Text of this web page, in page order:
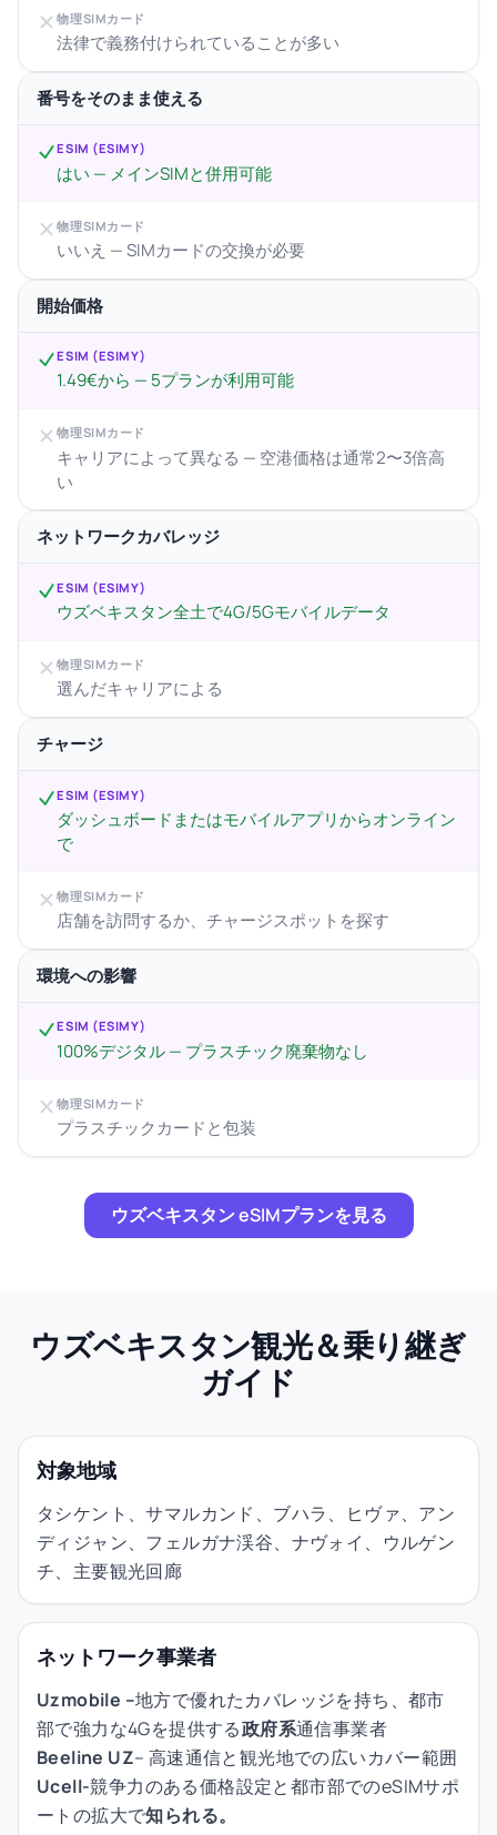
物理SIMカード
法律で義務付けられていることが多い
番号をそのまま使える
ESIM (ESIMY)
はい — メインSIMと併用可能
物理SIMカード
いいえ — SIMカードの交換が必要
開始価格
ESIM (ESIMY)
1.49€から — 5プランが利用可能
物理SIMカード
キャリアによって異なる — 空港価格は通常2〜3倍高
い
ネットワークカバレッジ
ESIM (ESIMY)
ウズベキスタン全土で4G/5Gモバイルデータ
物理SIMカード
選んだキャリアによる
チャージ
ESIM (ESIMY)
ダッシュボードまたはモバイルアプリからオンライン
で
物理SIMカード
店舗を訪問するか、チャージスポットを探す
環境への影響
ESIM (ESIMY)
100%デジタル — プラスチック廃棄物なし
物理SIMカード
プラスチックカードと包装
ウズベキスタン eSIMプランを見る
ウズベキスタン観光＆乗り継ぎ
ガイド
対象地域
タシケント、サマルカンド、ブハラ、ヒヴァ、アン
ディジャン、フェルガナ渓谷、ナヴォイ、ウルゲン
チ、主要観光回廊
ネットワーク事業者
Uzmobile –地方で優れたカバレッジを持ち、都市
部で強力な4Gを提供する政府系通信事業者
Beeline UZ– 高速通信と観光地での広いカバー範囲
Ucell-競争力のある価格設定と都市部でのeSIMサポ
ートの拡大で知られる。